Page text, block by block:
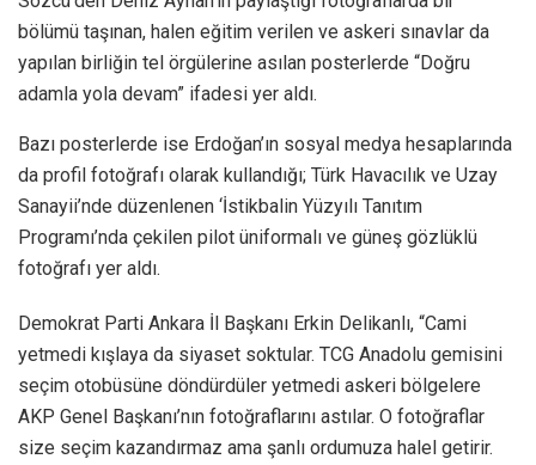
bölümü taşınan, halen eğitim verilen ve askeri sınavlar da
yapılan birliğin tel örgülerine asılan posterlerde “Doğru
adamla yola devam” ifadesi yer aldı.
Bazı posterlerde ise Erdoğan’ın sosyal medya hesaplarında
da profil fotoğrafı olarak kullandığı; Türk Havacılık ve Uzay
Sanayii’nde düzenlenen ‘İstikbalin Yüzyılı Tanıtım
Programı’nda çekilen pilot üniformalı ve güneş gözlüklü
fotoğrafı yer aldı.
Demokrat Parti Ankara İl Başkanı Erkin Delikanlı, “Cami
yetmedi kışlaya da siyaset soktular. TCG Anadolu gemisini
seçim otobüsüne döndürdüler yetmedi askeri bölgelere
AKP Genel Başkanı’nın fotoğraflarını astılar. O fotoğraflar
size seçim kazandırmaz ama şanlı ordumuza halel getirir.